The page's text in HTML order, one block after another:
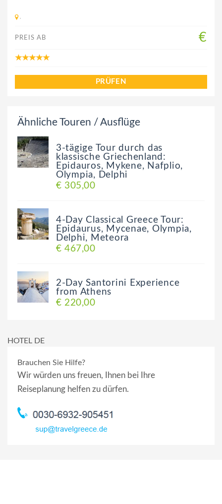
,
PREIS AB €
PRÜFEN
Ähnliche Touren / Ausflüge
3-tägige Tour durch das
klassische Griechenland:
Epidauros, Mykene, Nafplio,
Olympia, Delphi
€ 305,00
4-Day Classical Greece Tour:
Epidaurus, Mycenae, Olympia,
Delphi, Meteora
€ 467,00
2-Day Santorini Experience
from Athens
€ 220,00
HOTEL DE
Brauchen Sie Hilfe?
Wir würden uns freuen, Ihnen bei Ihre
Reiseplanung helfen zu dürfen.